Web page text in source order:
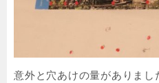
意外と穴あけの量がありまし